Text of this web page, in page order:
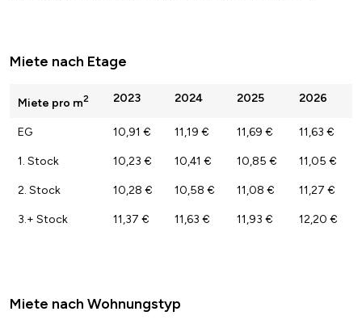
Miete nach Etage
Miete pro m2 2023 2024 2025 2026
EG 10,91 € 11,19 € 11,69 € 11,63 €
1. Stock 10,23 € 10,41 € 10,85 € 11,05 €
2. Stock 10,28 € 10,58 € 11,08 € 11,27 €
3.+ Stock 11,37 € 11,63 € 11,93 € 12,20 €
Miete nach Wohnungstyp